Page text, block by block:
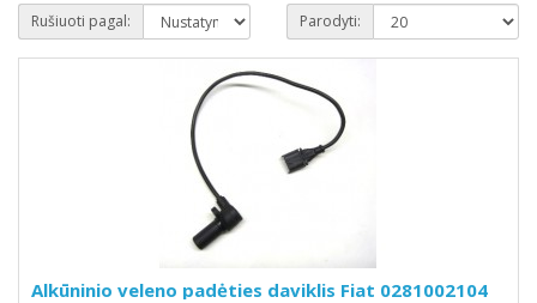
Rušiuoti pagal: Parodyti:
Alkūninio veleno padėties daviklis Fiat 0281002104